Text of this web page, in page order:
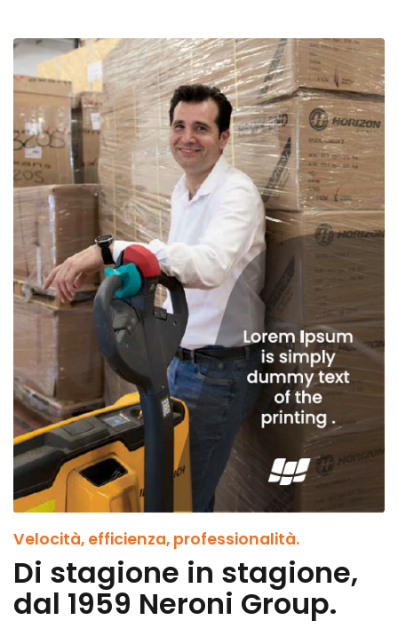
Velocità, efficienza, professionalità.
Di stagione in stagione,
dal 1959 Neroni Group.